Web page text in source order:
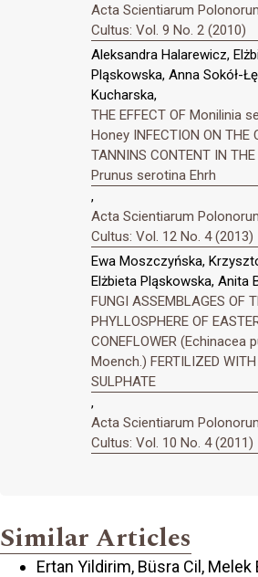
Acta Scientiarum
Cultus: Vol. 9 No. 2 (2010)
Aleksandra Halarewicz,
Pląskowska, Anna Sokół-
Kucharska,
THE EFFECT OF Monilinia
Honey INFECTION ON THE
TANNINS CONTENT IN THE
Prunus serotina Ehrh
,
Acta Scientiarum
Cultus: Vol. 12 No. 4 (2013)
Ewa Moszczyńska,
Elżbieta Pląskowska, Anita
FUNGI ASSEMBLAGES OF
PHYLLOSPHERE OF
CONEFLOWER (Echinacea
Moench.) FERTILIZED
SULPHATE
,
Acta Scientiarum
Cultus: Vol. 10 No. 4 (2011)
Similar Articles
Ertan Yildirim, Büsra Cil, Melek